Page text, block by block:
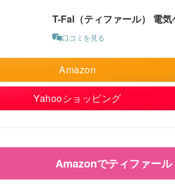
T-Fal（ティファール） 電
口コミを見る
Amazon
Yahooショッピング
Amazonでティファー